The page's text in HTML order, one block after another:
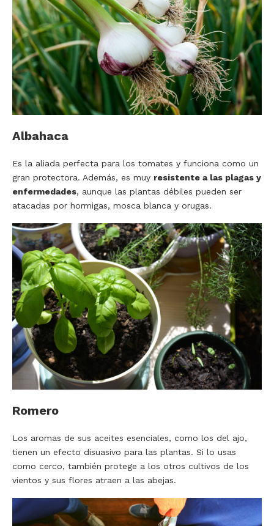
Albahaca
Es la aliada perfecta para los tomates y funciona como un
gran protectora. Además, es muy resistente a las plagas y
enfermedades, aunque las plantas débiles pueden ser
atacadas por hormigas, mosca blanca y orugas.
Romero
Los aromas de sus aceites esenciales, como los del ajo,
tienen un efecto disuasivo para las plantas. Si lo usas
como cerco, también protege a los otros cultivos de los
vientos y sus flores atraen a las abejas.